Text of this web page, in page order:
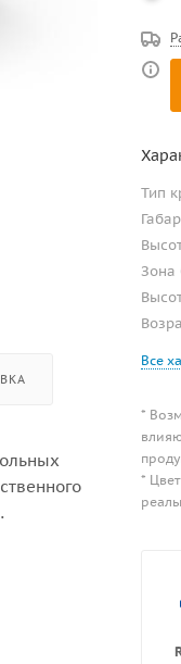
Тип
Зона
Все
*
*